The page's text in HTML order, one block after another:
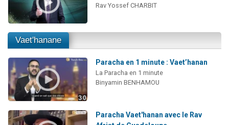
Rav Yossef CHARBIT
Vaet'hanane
Paracha en 1 minute : Vaet’hanan
La Paracha en 1 minute
Binyamin BENHAMOU
Paracha Vaet'hanan avec le Rav